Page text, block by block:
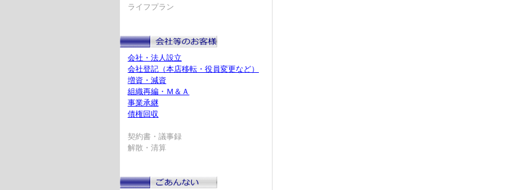
ライフプラン
会社・法人設立
会社登記（本店移転・役員変更など）
増資・減資
組織再編・Ｍ＆Ａ
事業承継
債権回収
契約書・議事録
解散・清算